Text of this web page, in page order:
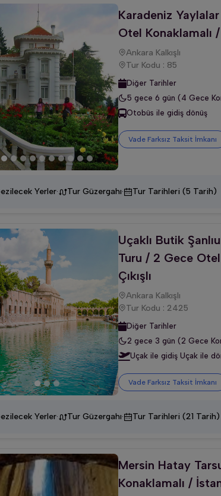
Karadeniz
Otel Konaklamalı /
Ankara Kalkışlı
Tur Kodu : 85
Diğer Tarihler
5 gece 6 gün (4 Gece
Otobüs ile gidiş dönüş
Vade Farksız Taksit İmkanı
Yerler· Tur Güzergahı· Tur Tarihleri (5 Tarih)
Uçaklı Butik
Turu / 2 Gece
Çıkışlı
Ankara Kalkışlı
Tur Kodu : 2425
Diğer Tarihler
2 gece 3 gün (2 Gece
Uçak ile gidiş Uçak ile
Vade Farksız Taksit İmkanı
Yerler· Tur Güzergahı· Tur Tarihleri (21 Tarih)
Mersin Hatay
Konaklamalı /